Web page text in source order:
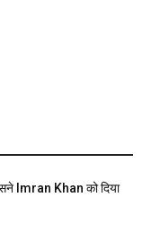
Imran Khan को दिया